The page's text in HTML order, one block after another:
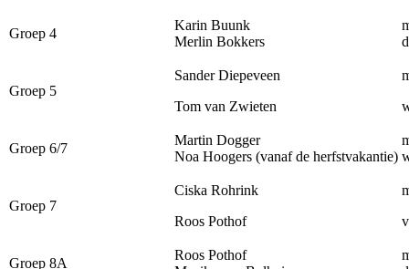
Groep 4
Karin Buunk
Merlin Bokkers
Groep 5
Sander Diepeveen
Tom van Zwieten
Groep 6/7
Martin Dogger
Noa Hoogers (vanaf de herfstvakantie)
Groep 7
Ciska Rohrink
Roos Pothof
Groep 8A
Roos Pothof